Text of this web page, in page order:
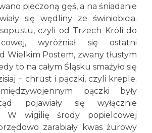
pieczoną gęś, a na śniadanie
się wędliny ze świniobicia.
czyli od Trzech Króli do
wyróżniał się ostatni
Wielkim Postem, zwany tłustym
to na całym Śląsku smażyło się
− chrust i pączki, czyli kreple.
pączki były
pojawiały się wyłącznie
W wigilię środy popielcowej
zarabiały kwas żurowy